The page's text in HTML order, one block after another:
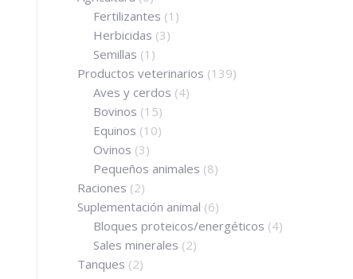
Fertilizantes (1)
Herbicidas (3)
Semillas (1)
Productos veterinarios (139)
Aves y cerdos (4)
Bovinos (15)
Equinos (10)
Ovinos (3)
Pequeños animales (8)
Raciones (2)
Suplementación animal (6)
Bloques proteicos/energéticos (4)
Sales minerales (2)
Tanques (2)